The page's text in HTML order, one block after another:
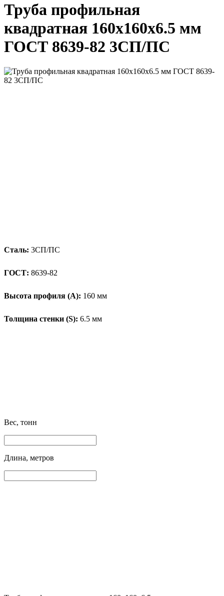
Труба профильная
квадратная 160x160x6.5 мм
ГОСТ 8639-82 3СП/ПС
Сталь: 3СП/ПС
ГОСТ: 8639-82
Высота профиля (А): 160 мм
Толщина стенки (S): 6.5 мм
Вес, тонн
Длина, метров